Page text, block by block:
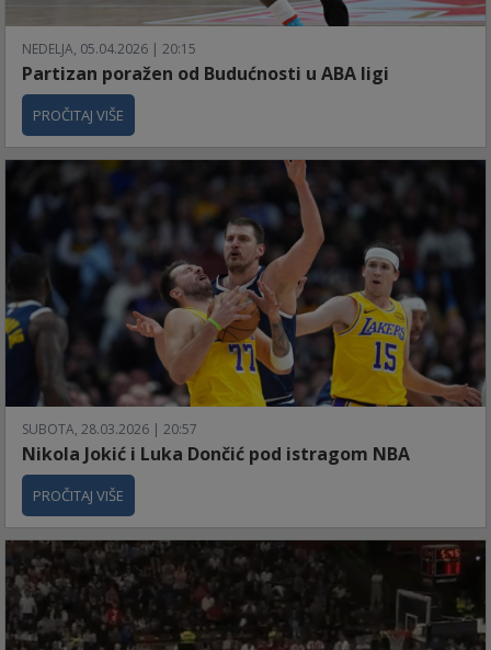
NEDELJA, 05.04.2026 | 20:15
Partizan poražen od Budućnosti u ABA ligi
PROČITAJ VIŠE
SUBOTA, 28.03.2026 | 20:57
Nikola Jokić i Luka Dončić pod istragom NBA
PROČITAJ VIŠE